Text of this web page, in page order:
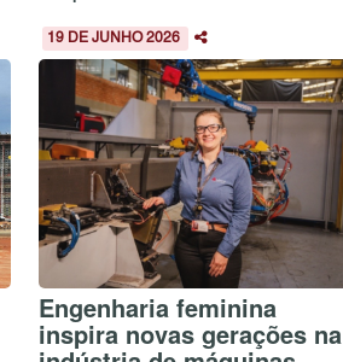
19 DE JUNHO 2026
Engenharia feminina
inspira novas gerações na